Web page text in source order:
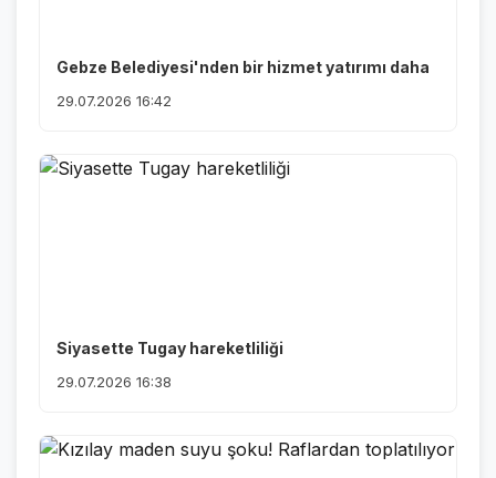
Gebze Belediyesi'nden bir hizmet yatırımı daha
29.07.2026 16:42
Siyasette Tugay hareketliliği
29.07.2026 16:38